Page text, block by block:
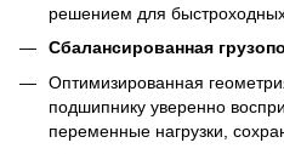
решением для
Сбалансированная
Оптимизированная
подшипнику уверенно
переменные нагрузки,